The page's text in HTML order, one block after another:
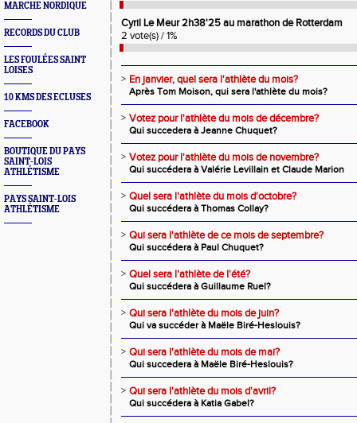
MARCHE NORDIQUE
RECORDS DU CLUB
LES FOULÉES SAINT
LOISES
10 KMS DES ECLUSES
FACEBOOK
BOUTIQUE DU PAYS
SAINT-LOIS
ATHLÉTISME
PAYS SAINT-LOIS
ATHLÉTISME
Cyril Le Meur 2h38'25 au marathon de Rotterdam
2 vote(s) / 1%
> En janvier, quel sera l'athlète du mois?
Après Tom Moison, qui sera l'athlète du mois?
> Votez pour l'athlète du mois de décembre?
Qui succedera à Jeanne Chuquet?
> Votez pour l'athlète du mois de novembre?
Qui succédera à Valérie Levillain et Claude Marion
> Quel sera l'athlète du mois d'octobre?
Qui succédera à Thomas Collay?
> Qui sera l'athlète de ce mois de septembre?
Qui succédera à Paul Chuquet?
> Quel sera l'athlète de l'été?
Qui succédera à Guillaume Ruel?
> Qui sera l'athlète du mois de juin?
Qui va succéder à Maële Biré-Heslouis?
> Qui sera l'athlète du mois de mai?
Qui succedera à Maële Biré-Heslouis?
> Qui sera l'athlète du mois d'avril?
Qui succédera à Katia Gabel?